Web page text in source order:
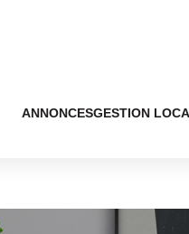
ANNONCESGESTION